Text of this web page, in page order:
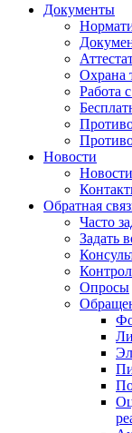
Документы
Охрана
Работа
Новости
Новости
Обратная
Часто
Задать
Опросы